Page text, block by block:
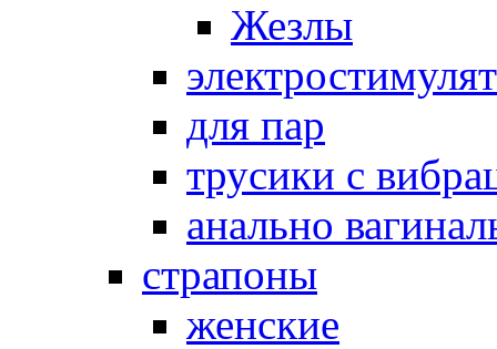
Жезлы
для пар
трусики с
анально
страпоны
женские